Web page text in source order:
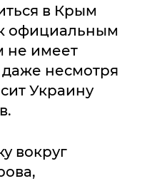
в Крым
официальным
не имеет
несмотря
Украину
вокруг